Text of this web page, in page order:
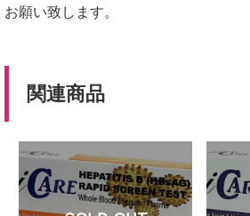
お願い致します。
関連商品